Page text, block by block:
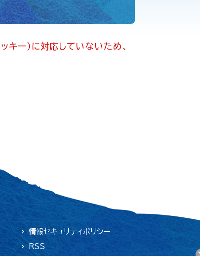
ー）に対応していないため、
情報セキュリティポリシー
RSS